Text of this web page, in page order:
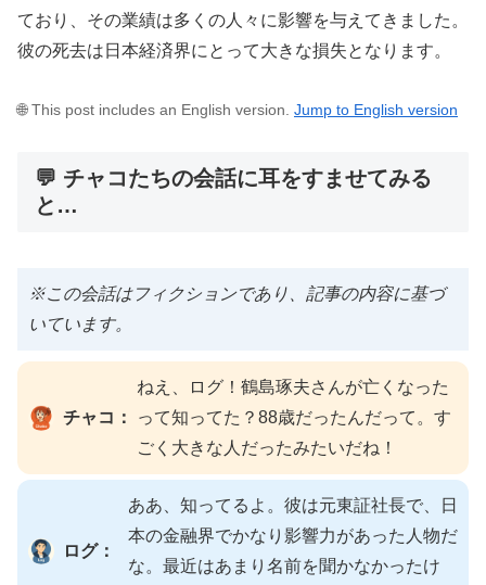
ており、その業績は多くの人々に影響を与えてきました。
彼の死去は日本経済界にとって大きな損失となります。
🌐 This post includes an English version. Jump to English version
💬 チャコたちの会話に耳をすませてみる
と…
※この会話はフィクションであり、記事の内容に基づ
いています。
チャコ：
ねえ、ログ！鶴島琢夫さんが亡くなった
って知ってた？88歳だったんだって。す
ごく大きな人だったみたいだね！
ログ：
ああ、知ってるよ。彼は元東証社長で、日
本の金融界でかなり影響力があった人物だ
な。最近はあまり名前を聞かなかったけ